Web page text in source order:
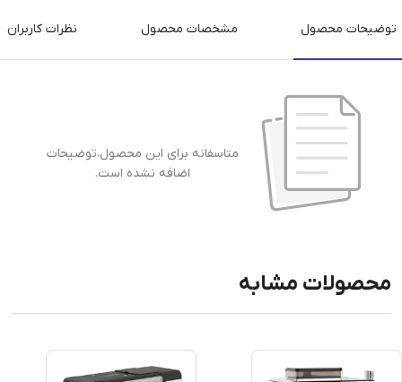
توضیحات محصول مشخصات محصول نظرات کاربران
متاسفانه برای این محصول،توضیحات
اضافه نشده است.
محصولات مشابه